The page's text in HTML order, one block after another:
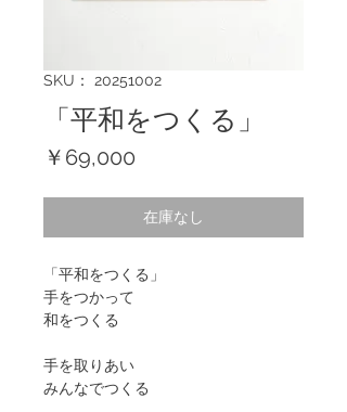
SKU： 20251002
「平和をつくる」
￥69,000
在庫なし
「平和をつくる」
手をつかって
和をつくる
手を取りあい
みんなでつくる